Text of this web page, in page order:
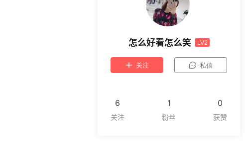
怎么好看怎么笑 LV2
关注 私信
6 1 0